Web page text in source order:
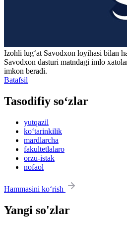
Izohli lugʻat Savodxon loyihasi bilan
Savodxon dasturi matndagi imlo
imkon beradi.
Batafsil
Tasodifiy so‘zlar
yutqazil
ko‘tarinkilik
mardlarcha
fakultetlalaro
orzu-istak
nofaol
Hammasini ko‘rish
Yangi so'zlar